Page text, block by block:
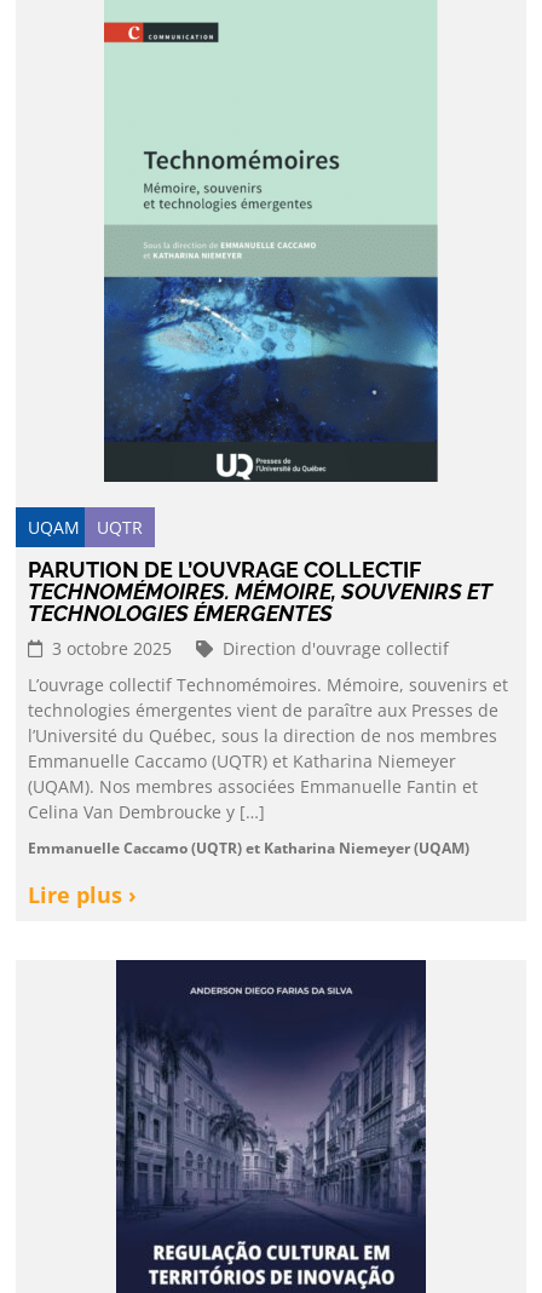
UQAM UQTR
PARUTION DE L’OUVRAGE COLLECTIF
TECHNOMÉMOIRES. MÉMOIRE, SOUVENIRS ET
TECHNOLOGIES ÉMERGENTES
3 octobre 2025
Direction d'ouvrage collectif
L’ouvrage collectif Technomémoires. Mémoire, souvenirs et
technologies émergentes vient de paraître aux Presses de
l’Université du Québec, sous la direction de nos membres
Emmanuelle Caccamo (UQTR) et Katharina Niemeyer
(UQAM). Nos membres associées Emmanuelle Fantin et
Celina Van Dembroucke y […]
Emmanuelle Caccamo (UQTR) et Katharina Niemeyer (UQAM)
Lire plus ›